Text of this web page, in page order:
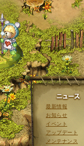
最新情報
お知らせ
イベント
アップデート
メンテナンス